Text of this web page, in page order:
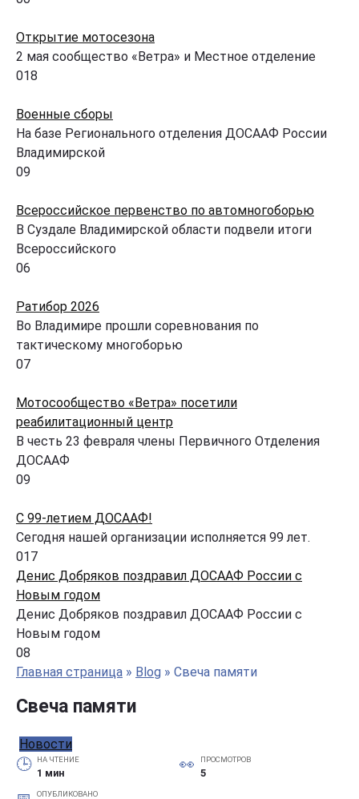
Главная страница » Blog » Свеча памяти
Свеча памяти
Новости
НА ЧТЕНИЕ
1 мин
ПРОСМОТРОВ
5
ОПУБЛИКОВАНО
Открытие мотосезона
2 мая сообщество «Ветра» и Местное отделение
018
Военные сборы
На базе Регионального отделения ДОСААФ России
Владимирской
09
Всероссийское первенство по автомногоборью
В Суздале Владимирской области подвели итоги
Всероссийского
06
Ратибор 2026
Во Владимире прошли соревнования по
тактическому многоборью
07
Мотосообщество «Ветра» посетили
реабилитационный центр
В честь 23 февраля члены Первичного Отделения
ДОСААФ
09
С 99-летием ДОСААФ!
Сегодня нашей организации исполняется 99 лет.
017
Денис Добряков поздравил ДОСААФ России с
Новым годом
Денис Добряков поздравил ДОСААФ России с
Новым годом
08